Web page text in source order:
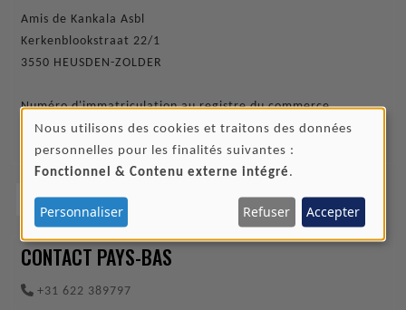
Amis de Kankala Asbl
Kerkenblookstraat 22/1
3550 HEUSDEN-ZOLDER
Numéro d'immatriculation au registre du commerce
Chambre de commerce: 0640.722.612
CONTACT PAYS-BAS
+31 622 389797
UTILISATION
DES
DONNÉES
PERSONNELLES
ET
DES
Nous utilisons des cookies et traitons des données
personnelles pour les finalités suivantes :
Fonctionnel & Contenu externe intégré .
Personnaliser Refuser Accepter